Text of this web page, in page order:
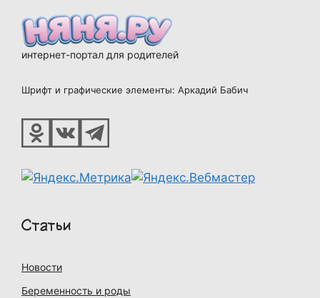
интернет-портал для родителей
Шрифт и графические элементы: Аркадий Бабич
Статьи
Новости
Беременность и роды